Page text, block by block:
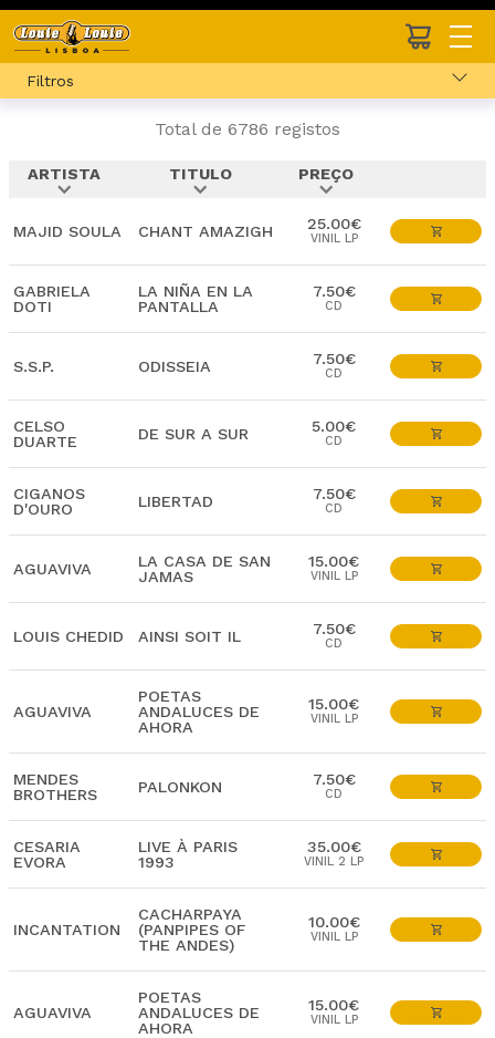
Filtros
Total de 6786 registos
ARTISTA
expand_more
TITULO
expand_more
PREÇO
expand_more
MAJID SOULA CHANT AMAZIGH 25.00€
VINIL LP
GABRIELA
DOTI
LA NIÑA EN LA
PANTALLA
7.50€
CD
S.S.P. ODISSEIA 7.50€
CD
CELSO
DUARTE
DE SUR A SUR 5.00€
CD
CIGANOS
D'OURO
LIBERTAD 7.50€
CD
AGUAVIVA
LA CASA DE SAN
JAMAS
15.00€
VINIL LP
LOUIS CHEDID AINSI SOIT IL 7.50€
CD
AGUAVIVA
POETAS
ANDALUCES DE
AHORA
15.00€
VINIL LP
MENDES
BROTHERS
PALONKON 7.50€
CD
CESARIA
EVORA
LIVE À PARIS
1993
35.00€
VINIL 2 LP
INCANTATION
CACHARPAYA
(PANPIPES OF
THE ANDES)
10.00€
VINIL LP
AGUAVIVA
POETAS
ANDALUCES DE
AHORA
15.00€
VINIL LP